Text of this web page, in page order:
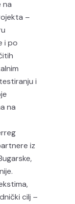
na
–
i po
i
na
iz
cilj –